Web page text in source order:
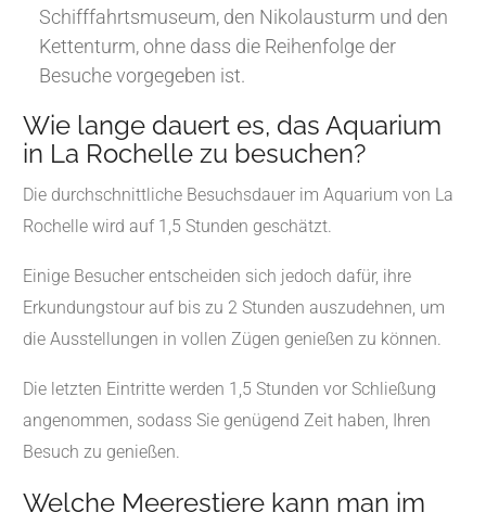
Schifffahrtsmuseum, den Nikolausturm und den
Kettenturm, ohne dass die Reihenfolge der
Besuche vorgegeben ist.
Wie lange dauert es, das Aquarium
in La Rochelle zu besuchen?
Die durchschnittliche Besuchsdauer im Aquarium von La
Rochelle wird auf 1,5 Stunden geschätzt.
Einige Besucher entscheiden sich jedoch dafür, ihre
Erkundungstour auf bis zu 2 Stunden auszudehnen, um
die Ausstellungen in vollen Zügen genießen zu können.
Die letzten Eintritte werden 1,5 Stunden vor Schließung
angenommen, sodass Sie genügend Zeit haben, Ihren
Besuch zu genießen.
Welche Meerestiere kann man im